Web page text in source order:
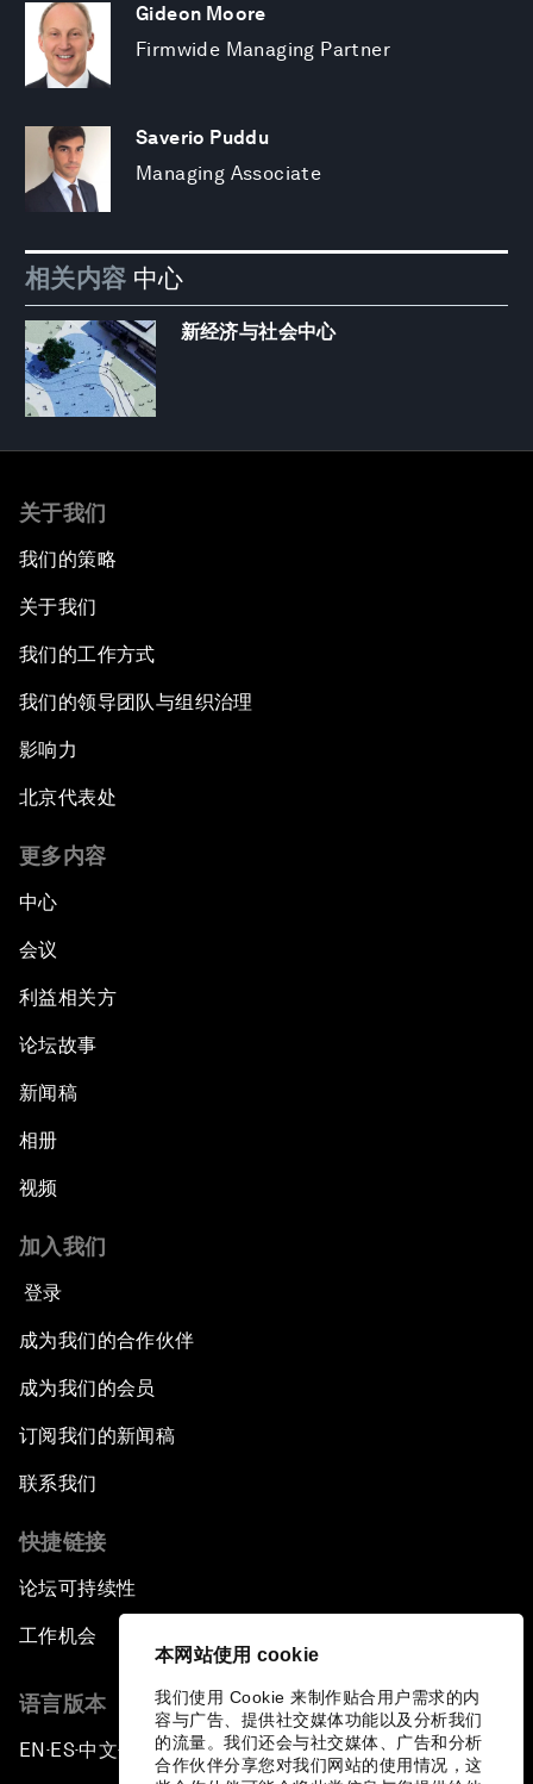
本网站使用 cookie
我们使用 Cookie 来制作贴合用户需求的内
容与广告、提供社交媒体功能以及分析我们
的流量。我们还会与社交媒体、广告和分析
合作伙伴分享您对我们网站的使用情况，这
Gideon Moore
Firmwide Managing Partner
Saverio Puddu
Managing Associate
相关内容 中心
新经济与社会中心
关于我们
我们的策略
关于我们
我们的工作方式
我们的领导团队与组织治理
影响力
北京代表处
更多内容
中心
会议
利益相关方
论坛故事
新闻稿
相册
视频
加入我们
登录
成为我们的合作伙伴
成为我们的会员
订阅我们的新闻稿
联系我们
快捷链接
论坛可持续性
工作机会
语言版本
EN ▪ ES▪中文▪ 日本語